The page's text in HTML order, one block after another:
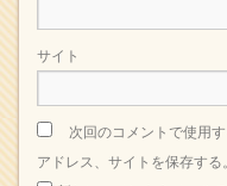
サイト
次回のコメントで使用
アドレス、サイトを保存する。